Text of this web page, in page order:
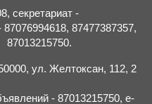
секретариат -
87477387357,
ул. Желтоксан, 112, 2
- 87013215750, e-